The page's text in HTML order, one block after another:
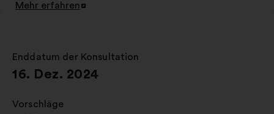
Mehr erfahren
In
Reiter
öffnen
Enddatum der Konsultation
:
16. Dez. 2024
Vorschläge
: